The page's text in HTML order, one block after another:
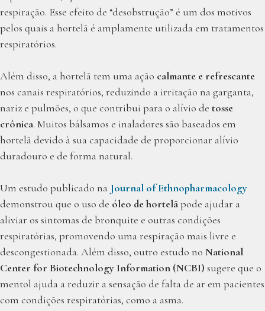
respiração. Esse efeito de “desobstrução” é um dos motivos
pelos quais a hortelã é amplamente utilizada em tratamentos
respiratórios.
Além disso, a hortelã tem uma ação calmante e refrescante
nos canais respiratórios, reduzindo a irritação na garganta,
nariz e pulmões, o que contribui para o alívio de tosse
crônica. Muitos bálsamos e inaladores são baseados em
hortelã devido à sua capacidade de proporcionar alívio
duradouro e de forma natural.
Um estudo publicado na Journal of Ethnopharmacology
demonstrou que o uso de óleo de hortelãpode ajudar a
aliviar os sintomas de bronquite e outras condições
respiratórias, promovendo uma respiração mais livre e
descongestionada. Além disso, outro estudo no National
Center for Biotechnology Information (NCBI) sugere que o
mentol ajuda a reduzir a sensação de falta de ar em pacientes
com condições respiratórias, como a asma.